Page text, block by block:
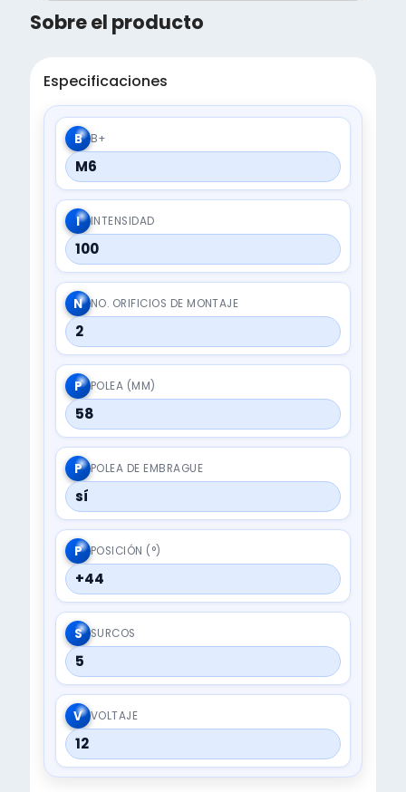
Sobre el producto
Especificaciones
B B+
M6
I INTENSIDAD
100
N NO. ORIFICIOS DE MONTAJE
2
P POLEA (MM)
58
P POLEA DE EMBRAGUE
sí
P POSICIÓN (°)
+44
S SURCOS
5
V VOLTAJE
12